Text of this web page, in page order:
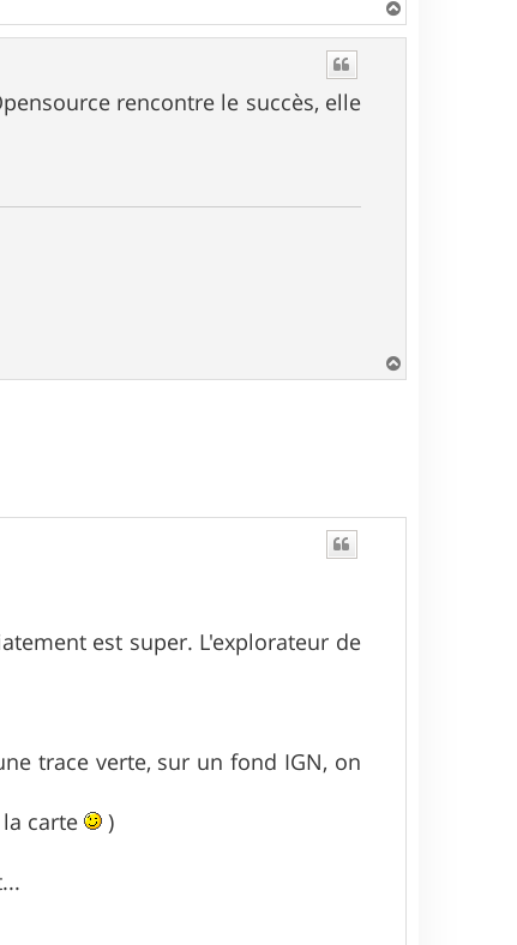
a
rencontre le succès, elle
a
est super. L'explorateur de
trace verte, sur un fond IGN, on
la carte
)